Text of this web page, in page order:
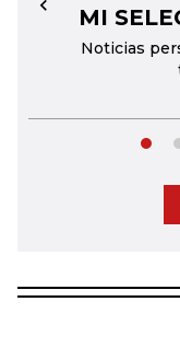
MI
Noticias
←